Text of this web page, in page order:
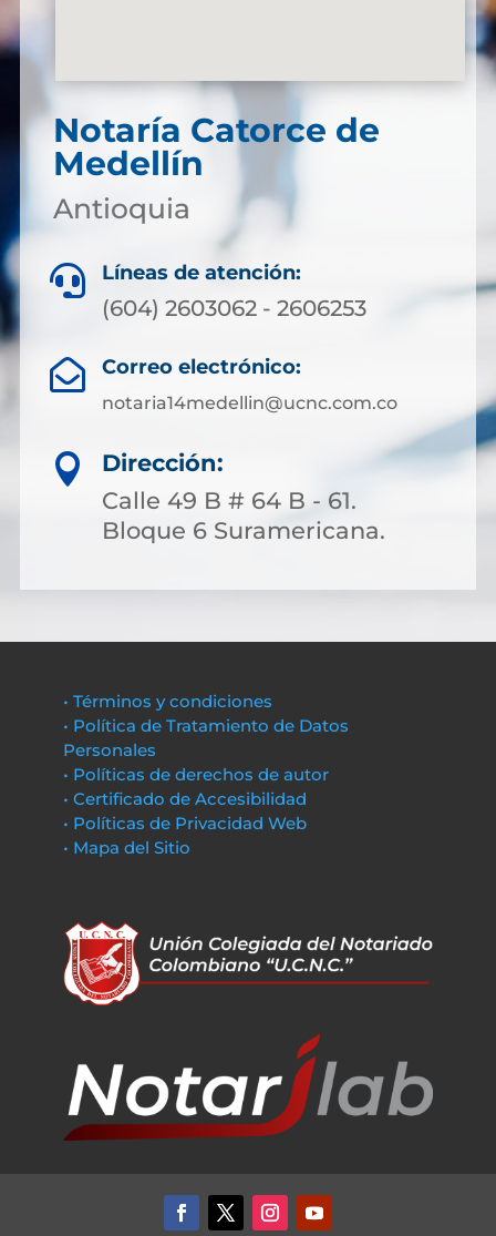
Notaría Catorce de
Medellín
Antioquia
 Líneas de atención:
(604) 2603062 - 2606253
 Correo electrónico:
notaria14medellin@ucnc.com.co

Dirección:
Calle 49 B # 64 B - 61.
Bloque 6 Suramericana.
• Términos y condiciones
• Política de Tratamiento de Datos
Personales
• Políticas de derechos de autor
• Certificado de Accesibilidad
• Políticas de Privacidad Web
• Mapa del Sitio